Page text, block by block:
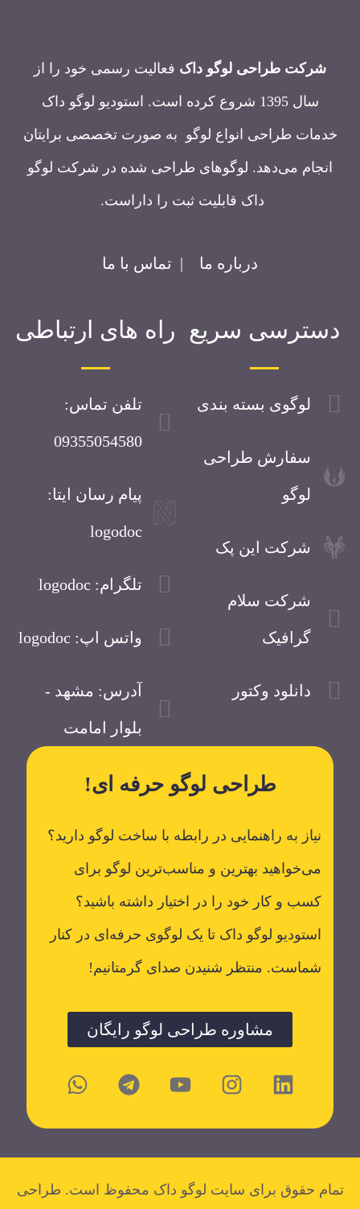
شرکت طراحی لوگو داک فعالیت رسمی خود را از
سال 1395 شروع کرده است. استودیو لوگو داک
خدمات طراحی انواع لوگو به صورت تخصصی برایتان
انجام می‌دهد. لوگوهای طراحی شده در شرکت لوگو
داک قابلیت ثبت را داراست.
درباره ما | تماس با ما
دسترسی سریع
لوگوی بسته بندی
سفارش طراحی
لوگو
شرکت این پک
شرکت سلام
گرافیک
دانلود وکتور
راه های ارتباطی
تلفن تماس:
09355054580
پیام رسان ایتا:
logodoc
تلگرام: logodoc
واتس اپ: logodoc
آدرس: مشهد -
بلوار امامت
طراحی لوگو حرفه ای!
نیاز به راهنمایی در رابطه با ساخت لوگو دارید؟
می‌خواهید بهترین و مناسب‌ترین لوگو برای
کسب و کار خود را در اختیار داشته باشید؟
استودیو لوگو داک تا یک لوگوی حرفه‌ای در کنار
شماست. منتظر شنیدن صدای گرمتانیم!
مشاوره طراحی لوگو رایگان
تمام حقوق برای سایت لوگو داک محفوظ است. طراحی